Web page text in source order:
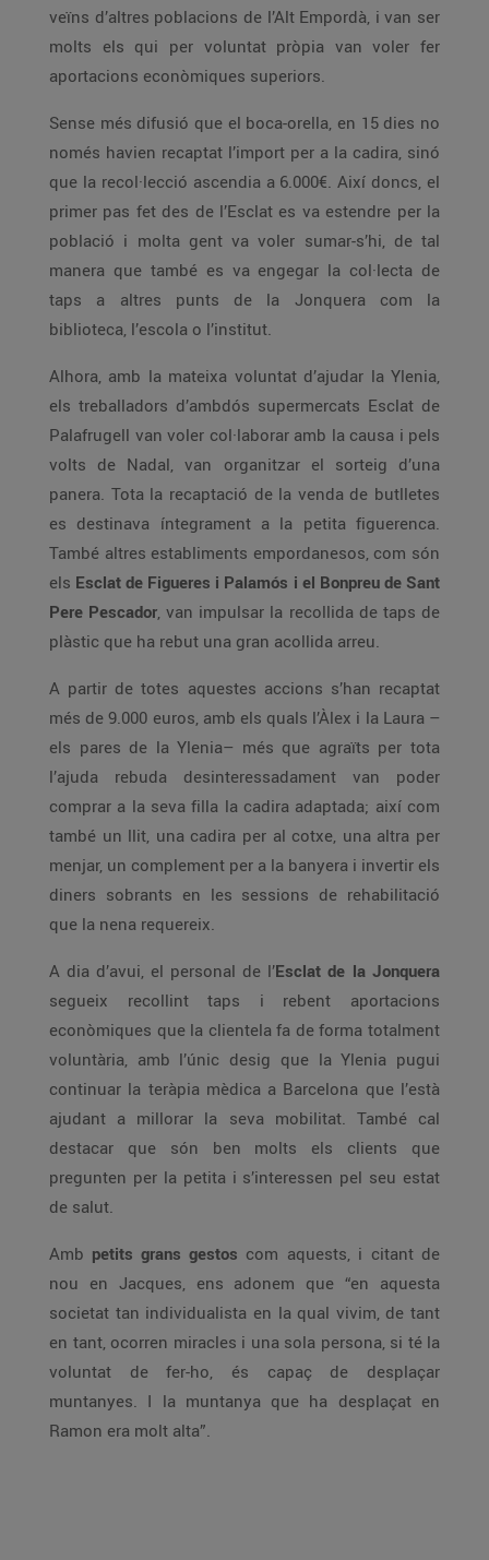
veïns d’altres poblacions de l’Alt Empordà, i van ser
molts els qui per voluntat pròpia van voler fer
aportacions econòmiques superiors.
Sense més difusió que el boca-orella, en 15 dies no
només havien recaptat l’import per a la cadira, sinó
que la recol·lecció ascendia a 6.000€. Així doncs, el
primer pas fet des de l’Esclat es va estendre per la
població i molta gent va voler sumar-s’hi, de tal
manera que també es va engegar la col·lecta de
taps a altres punts de la Jonquera com la
biblioteca, l’escola o l’institut.
Alhora, amb la mateixa voluntat d’ajudar la Ylenia,
els treballadors d’ambdós supermercats Esclat de
Palafrugell van voler col·laborar amb la causa i pels
volts de Nadal, van organitzar el sorteig d’una
panera. Tota la recaptació de la venda de butlletes
es destinava íntegrament a la petita figuerenca.
També altres establiments empordanesos, com són
els Esclat de Figueres i Palamós i el Bonpreu de Sant
Pere Pescador , van impulsar la recollida de taps de
plàstic que ha rebut una gran acollida arreu.
A partir de totes aquestes accions s’han recaptat
més de 9.000 euros, amb els quals l’Àlex i la Laura –
els pares de la Ylenia– més que agraïts per tota
l’ajuda rebuda desinteressadament van poder
comprar a la seva filla la cadira adaptada; així com
també un llit, una cadira per al cotxe, una altra per
menjar, un complement per a la banyera i invertir els
diners sobrants en les sessions de rehabilitació
que la nena requereix.
A dia d’avui, el personal de l’Esclat de la Jonquera
segueix recollint taps i rebent aportacions
econòmiques que la clientela fa de forma totalment
voluntària, amb l’únic desig que la Ylenia pugui
continuar la teràpia mèdica a Barcelona que l’està
ajudant a millorar la seva mobilitat. També cal
destacar que són ben molts els clients que
pregunten per la petita i s’interessen pel seu estat
de salut.
Amb petits grans gestos com aquests, i citant de
nou en Jacques, ens adonem que “en aquesta
societat tan individualista en la qual vivim, de tant
en tant, ocorren miracles i una sola persona, si té la
voluntat de fer-ho, és capaç de desplaçar
muntanyes. I la muntanya que ha desplaçat en
Ramon era molt alta”.